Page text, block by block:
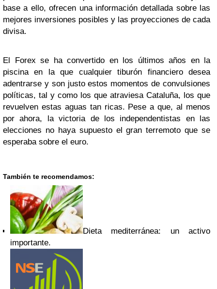
base a ello, ofrecen una información detallada sobre las
mejores inversiones posibles y las proyecciones de cada
divisa.
El Forex se ha convertido en los últimos años en la
piscina en la que cualquier tiburón financiero desea
adentrarse y son justo estos momentos de convulsiones
políticas, tal y como los que atraviesa Cataluña, los que
revuelven estas aguas tan ricas. Pese a que, al menos
por ahora, la victoria de los independentistas en las
elecciones no haya supuesto el gran terremoto que se
esperaba sobre el euro.
También te recomendamos:
Dieta mediterránea: un activo
importante.